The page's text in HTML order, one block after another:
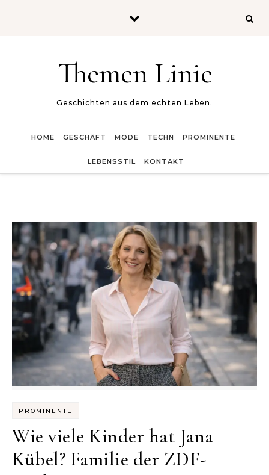
Themen Linie
Geschichten aus dem echten Leben.
HOME GESCHÄFT MODE TECHN PROMINENTE
LEBENSSTIL KONTAKT
PROMINENTE
Wie viele Kinder hat Jana
Kübel? Familie der ZDF-